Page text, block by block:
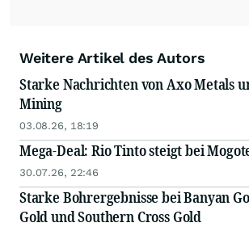
Weitere Artikel des Autors
Starke Nachrichten von Axo Metals
Mining
03.08.26, 18:19
Mega-Deal: Rio Tinto steigt bei
30.07.26, 22:46
Starke Bohrergebnisse bei Banyan
Gold und Southern Cross Gold